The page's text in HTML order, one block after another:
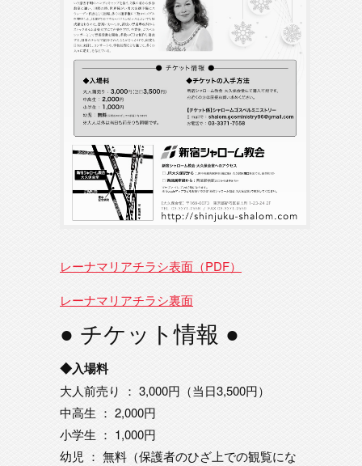
レーナマリアチラシ表面（PDF）
レーナマリアチラシ裏面
● チケット情報 ●
◆入場料
大人前売り ： 3,000円（当日3,500円）
中高生 ： 2,000円
小学生 ： 1,000円
幼児 ： 無料（保護者のひざ上での観覧にな